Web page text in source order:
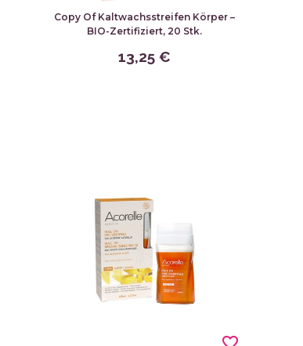
Copy Of Kaltwachsstreifen Körper –
BIO-Zertifiziert, 20 Stk.
13,25 €